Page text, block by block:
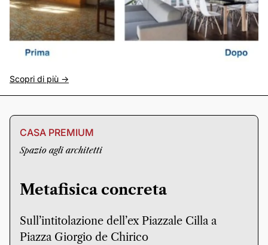
Scopri di più ->
CASA PREMIUM
Spazio agli architetti
Metafisica concreta
Sull’intitolazione dell’ex Piazzale Cilla a
Piazza Giorgio de Chirico